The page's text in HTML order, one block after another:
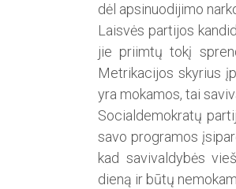
dėl apsinuodijimo
Laisvės partijos
jie priimtų tokį
Metrikacijos skyrius
yra mokamos, tai
Socialdemokratų
savo programos
kad savivaldybės
dieną ir būtų